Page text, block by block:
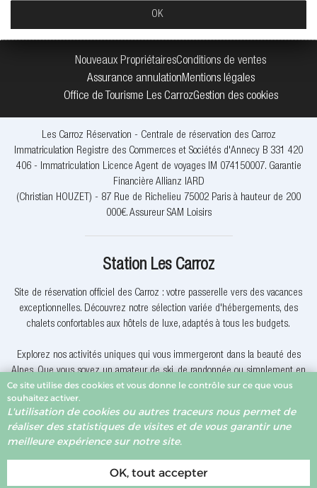
Nouveaux PropriétairesConditions de ventes
Assurance annulationMentions légales
Office de Tourisme Les CarrozGestion des cookies
Les Carroz Réservation - Centrale de réservation des Carroz
Immatriculation Registre des Commerces et Sociétés d'Annecy B 331 420
406 - Immatriculation Licence Agent de voyages IM 074150007. Garantie
Financière Allianz IARD
(Christian HOUZET) - 87 Rue de Richelieu 75002 Paris à hauteur de 200
000€. Assureur SAM Loisirs
Station Les Carroz
Site de réservation officiel des Carroz : votre passerelle vers des vacances
exceptionnelles. Découvrez notre sélection variée d'hébergements, des
chalets confortables aux hôtels de luxe, adaptés à tous les budgets.
Explorez nos activités uniques qui vous immergeront dans la beauté des
Alpes. Que vous soyez un amateur de ski, de randonnée ou simplement en
quête de détente, nous avons quelque chose pour vous.
Pourquoi réserver avec nous? Nous offrons des offres exclusives, une
assistance client dévouée et la garantie du meilleur prix. Votre expérience
de réservation est notre priorité.
Ce site utilise des cookies et vous donne le contrôle sur ce que vous
souhaitez activer.
L'utilisation de cookies ou autres traceurs nous permet de
réaliser des statistiques de visites et de vous garantir une
meilleure expérience sur notre site.
OK, tout accepter